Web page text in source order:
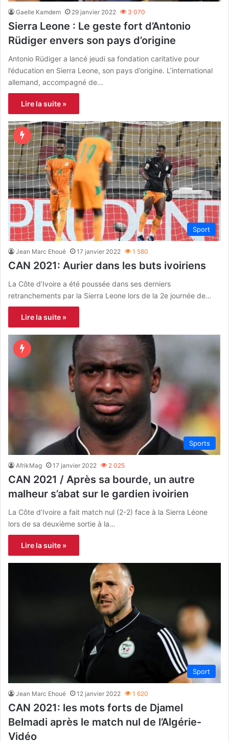
Gaelle Kamdem 29 janvier 2022 3 070
Sierra Leone : Le geste fort d’Antonio
Rüdiger envers son pays d’origine
Antonio Rüdiger a lancé jeudi sa fondation caritative pour
l’éducation en Sierra Leone, son pays d’origine. L’international
allemand, accompagné de…
Lire la suite »
Sport
Jean Marc Ehoué 17 janvier 2022 1 580
CAN 2021: Aurier dans les buts ivoiriens
La Côte d’Ivoire a été poussée dans ses derniers
retranchements par la Sierra Leone lors de la 2e journée de…
Lire la suite »
Sports
AfrikMag 17 janvier 2022 2 025
CAN 2021 / Après sa bourde, un autre
malheur s’abat sur le gardien ivoirien
La Côte d’Ivoire a fait match nul (2-2) face à la Sierra Léone
lors de sa deuxième sortie à la…
Lire la suite »
Sport
Jean Marc Ehoué 12 janvier 2022 1 620
CAN 2021: les mots forts de Djamel
Belmadi après le match nul de l’Algérie-
Vidéo